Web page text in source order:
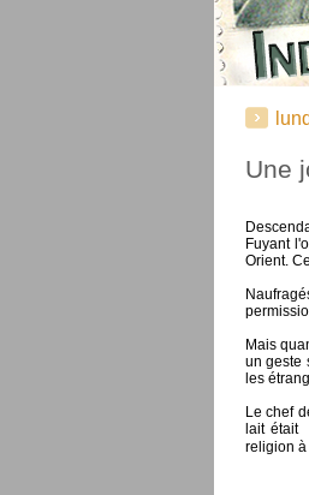
Une
Fuyant
Orient.
Mais
un geste
les
Le chef
lait était
religion à